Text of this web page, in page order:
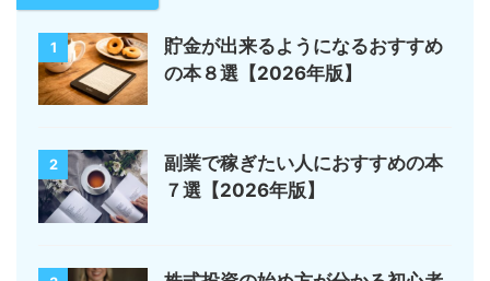
1
貯金が出来るようになるおすすめ
の本８選【2026年版】
2
副業で稼ぎたい人におすすめの本
７選【2026年版】